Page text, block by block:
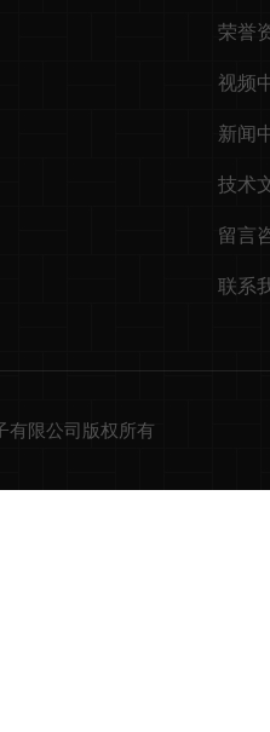
荣誉
视频
新闻
技术
留言
联系
有限公司版权所有